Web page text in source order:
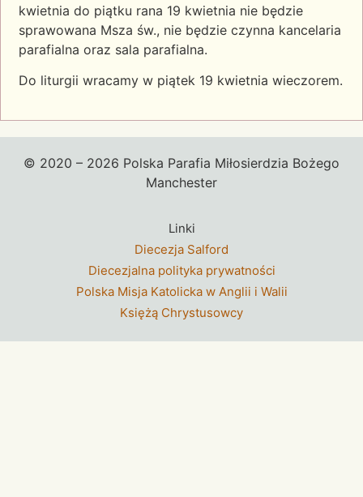
kwietnia do piątku rana 19 kwietnia nie będzie
sprawowana Msza św., nie będzie czynna kancelaria
parafialna oraz sala parafialna.
Do liturgii wracamy w piątek 19 kwietnia wieczorem.
© 2020 – 2026 Polska Parafia Miłosierdzia Bożego
Manchester
Linki
Diecezja Salford
Diecezjalna polityka prywatności
Polska Misja Katolicka w Anglii i Walii
Księżą Chrystusowcy